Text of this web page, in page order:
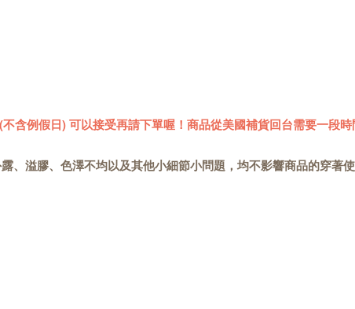
含例假日) 可以接受再請下單喔！商品從美國補貨回台需要一段時
、溢膠、色澤不均以及其他小細節小問題，均不影響商品的穿著